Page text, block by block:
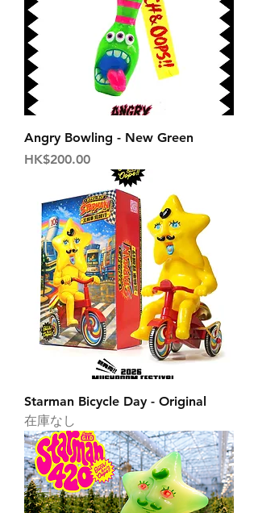
Angry Bowling - New Green
価格
HK$200.00
Starman Bicycle Day - Original
在庫なし